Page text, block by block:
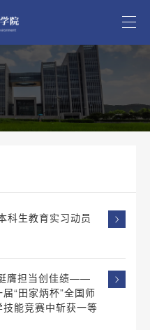
科生教育实习动员
膺担当创佳绩——
“田家炳杯”全国师
能竞赛中斩获一等